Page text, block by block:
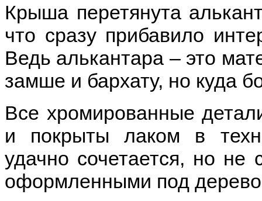
Крыша перетянута
что сразу прибавило
Ведь алькантара – это
замше и бархату, но куда
Все хромированные
и покрыты лаком в
удачно сочетается, но не
оформленными под